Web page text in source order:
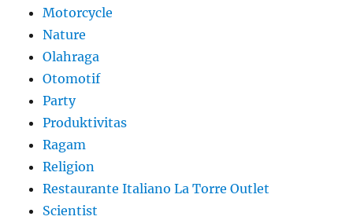
Motorcycle
Nature
Olahraga
Otomotif
Party
Produktivitas
Ragam
Religion
Restaurante Italiano La Torre Outlet
Scientist